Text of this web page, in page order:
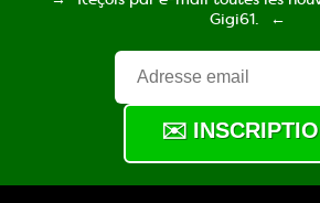
Gigi61.